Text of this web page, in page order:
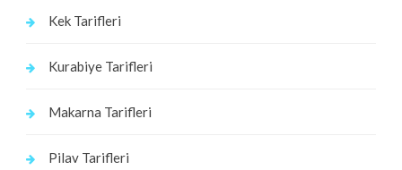
Kek Tarifleri
Kurabiye Tarifleri
Makarna Tarifleri
Pilav Tarifleri